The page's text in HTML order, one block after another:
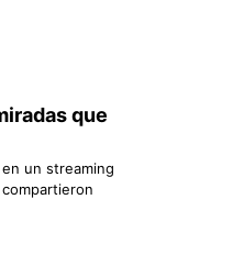
que
un streaming